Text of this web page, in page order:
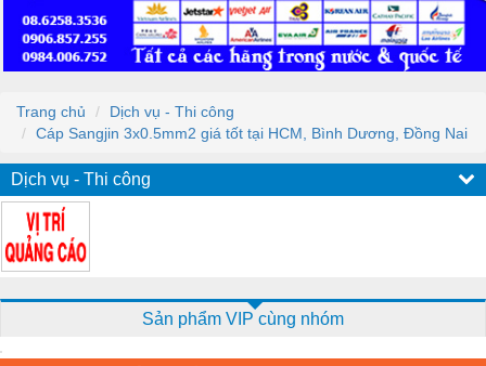
Trang chủ
Dịch vụ - Thi công
Cáp Sangjin 3x0.5mm2 giá tốt tại HCM, Bình Dương, Đồng Nai
Dịch vụ - Thi công
Sản phẩm VIP cùng nhóm